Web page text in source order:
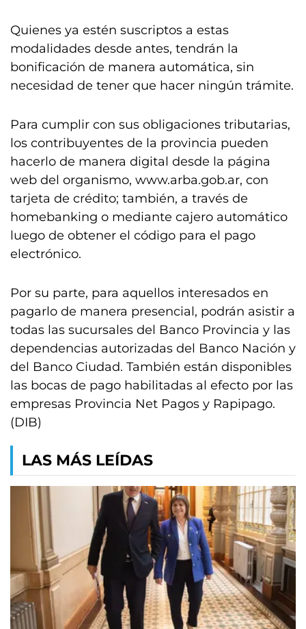
Quienes ya estén suscriptos a estas
modalidades desde antes, tendrán la
bonificación de manera automática, sin
necesidad de tener que hacer ningún trámite.
Para cumplir con sus obligaciones tributarias,
los contribuyentes de la provincia pueden
hacerlo de manera digital desde la página
web del organismo, www.arba.gob.ar, con
tarjeta de crédito; también, a través de
homebanking o mediante cajero automático
luego de obtener el código para el pago
electrónico.
Por su parte, para aquellos interesados en
pagarlo de manera presencial, podrán asistir a
todas las sucursales del Banco Provincia y las
dependencias autorizadas del Banco Nación y
del Banco Ciudad. También están disponibles
las bocas de pago habilitadas al efecto por las
empresas Provincia Net Pagos y Rapipago.
(DIB)
LAS MÁS LEÍDAS